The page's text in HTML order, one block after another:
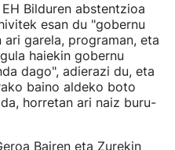
Bilduren abstentzioa
esan du "gobernu
garela, programan, eta
haiekin gobernu
dago", adierazi du, eta
baino aldeko boto
horretan ari naiz buru-
Bairen eta Zurekin